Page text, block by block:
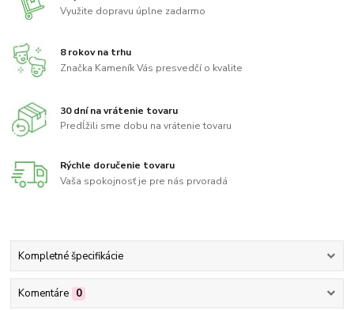
Využite dopravu úplne zadarmo
8 rokov na trhu
Značka Kameník Vás presvedčí o kvalite
30 dní na vrátenie tovaru
Predĺžili sme dobu na vrátenie tovaru
Rýchle doručenie tovaru
Vaša spokojnosť je pre nás prvoradá
Kompletné špecifikácie
Komentáre 0